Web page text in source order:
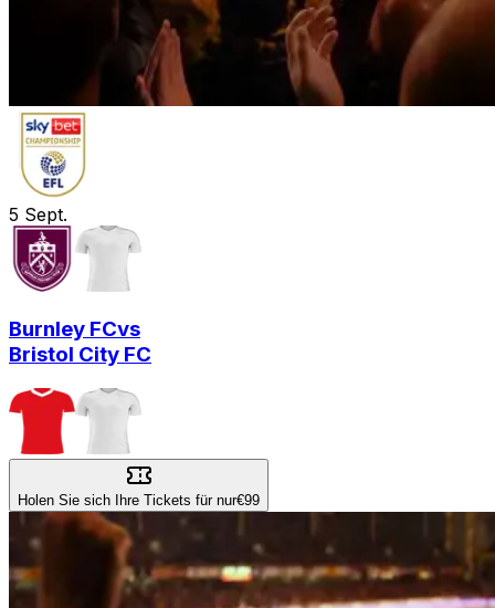
5 Sept.
Burnley FCvs
Bristol City FC
Holen Sie sich Ihre Tickets für nur€99